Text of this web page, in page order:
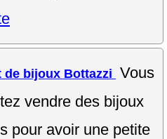
de bijoux Bottazzi Vous
vendre des bijoux
pour avoir une petite